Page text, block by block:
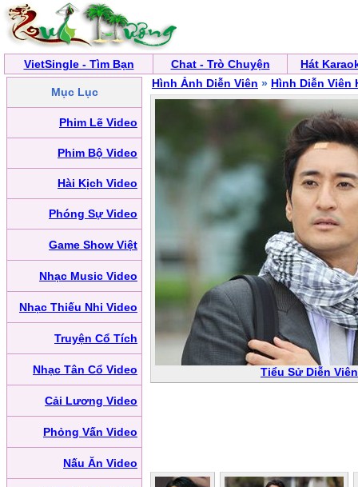
VietSingle - Tìm Bạn Chat - Trò Chuyện Hát
Mục Lục
Phim Lẽ Video
Phim Bộ Video
Hài Kịch Video
Phóng Sự Video
Game Show Việt
Nhạc Music Video
Nhạc Thiếu Nhi Video
Truyện Cổ Tích
Nhạc Tân Cổ Video
Cải Lương Video
Phỏng Vấn Video
Nấu Ăn Video
Hình Ảnh Diễn Viên » Hình Diễn Viên
Tiểu Sử Diễn